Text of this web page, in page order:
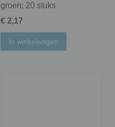
groen; 20 stuks
€ 2,17
In winkelwagen